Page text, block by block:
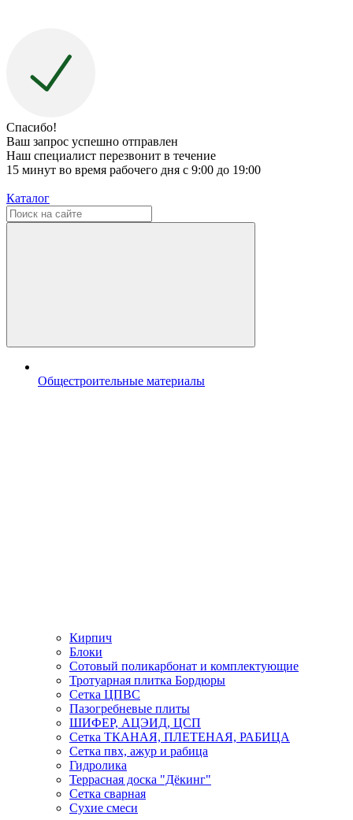
Спасибо!
Ваш запрос успешно отправлен
Наш специалист перезвонит в течение
15 минут во время рабочего дня с 9:00 до 19:00
Каталог
Общестроительные материалы
Кирпич
Блоки
Сотовый поликарбонат и комплектующие
Тротуарная плитка Бордюры
Сетка ЦПВС
Пазогребневые плиты
ШИФЕР, АЦЭИД, ЦСП
Сетка ТКАНАЯ, ПЛЕТЕНАЯ, РАБИЦА
Сетка пвх, ажур и рабица
Гидролика
Террасная доска "Дёкинг"
Сетка сварная
Сухие смеси